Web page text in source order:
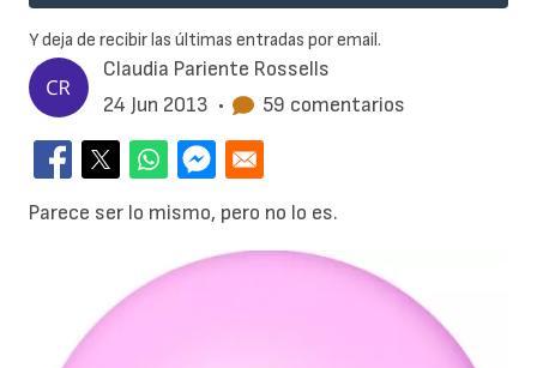
Claudia Pariente Rossells
24 Jun 2013 • 59 comentarios
Parece ser lo mismo, pero no lo es.
Y deja de recibir las últimas entradas por email.